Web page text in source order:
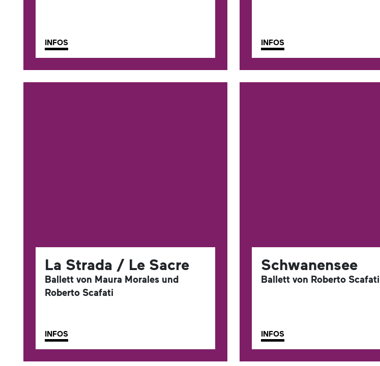
INFOS INFOS
La Strada / Le Sacre
Ballett von Maura Morales und
Roberto Scafati
INFOS
Schwanensee
Ballett von Roberto Scafati
INFOS